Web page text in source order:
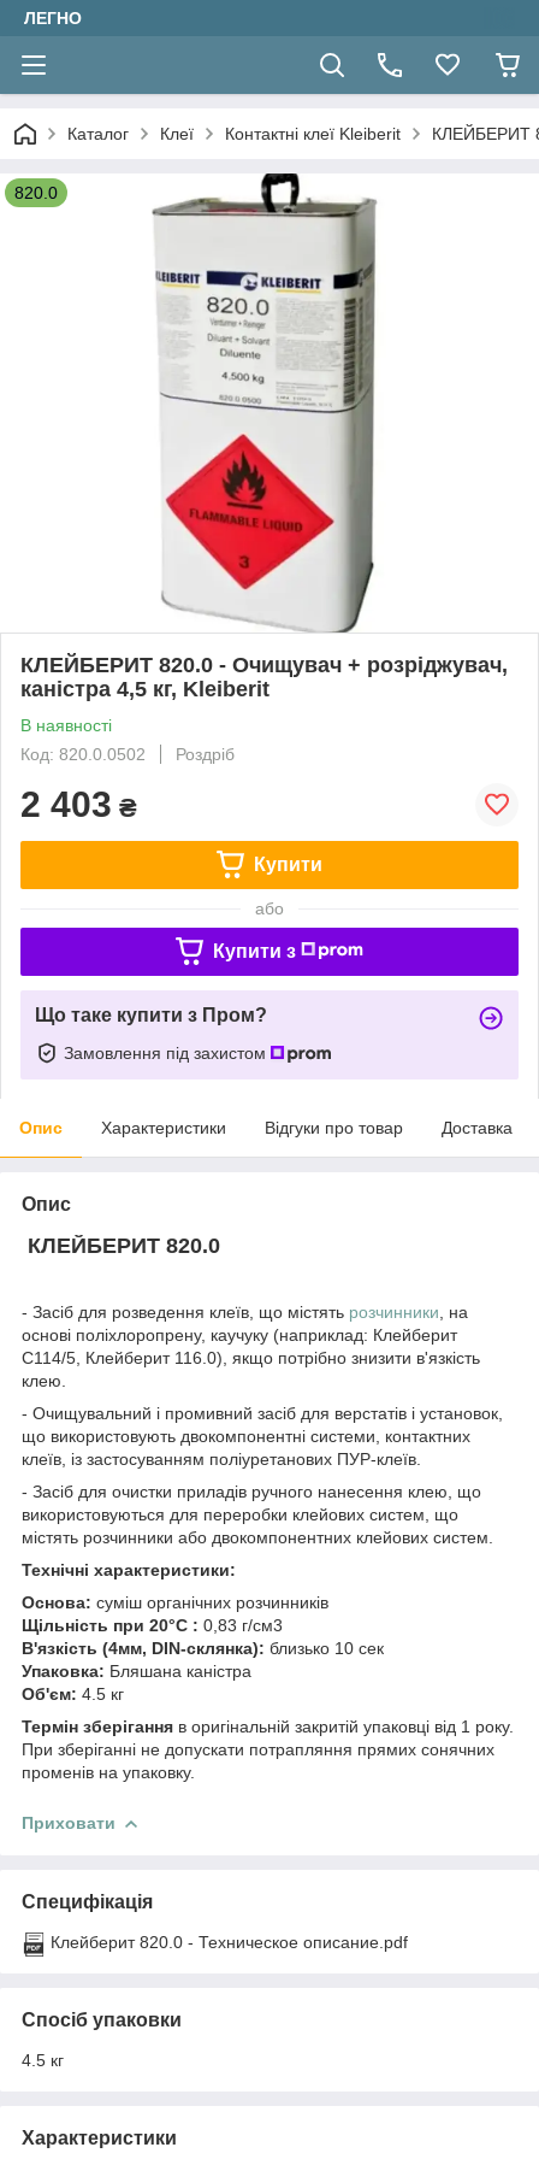
ЛЕГНО
Каталог Клеї Контактні клеї Kleiberit КЛЕЙБЕРИТ
820.0
КЛЕЙБЕРИТ 820.0 - Очищувач + розріджувач,
каністра 4,5 кг, Kleiberit
В наявності
Код: 820.0.0502
Роздріб
2 403 ₴
Купити
або
Купити з
Що таке купити з Пром?
Замовлення під захистом
Опис Характеристики Відгуки про товар Доставка
Опис
КЛЕЙБЕРИТ 820.0
- Засіб для розведення клеїв, що містять розчинники , на
основі поліхлоропрену, каучуку (наприклад: Клейберит
С114/5, Клейберит 116.0), якщо потрібно знизити в'язкість
клею.
- Очищувальний і промивний засіб для верстатів і установок,
що використовують двокомпонентні системи, контактних
клеїв, із застосуванням поліуретанових ПУР-клеїв.
- Засіб для очистки приладів ручного нанесення клею, що
використовуються для переробки клейових систем, що
містять розчинники або двокомпонентних клейових систем.
Технічні характеристики:
Основа: суміш органічних розчинників
Щільність при 20°С : 0,83 г/см3
В'язкість (4мм, DIN-склянка): близько 10 сек
Упаковка: Бляшана каністра
Об'єм: 4.5 кг
Термін зберігання в оригінальній закритій упаковці від 1 року.
При зберіганні не допускати потрапляння прямих сонячних
променів на упаковку.
Приховати
Специфікація
Клейберит 820.0 - Техническое описание.pdf
Спосіб упаковки
4.5 кг
Характеристики